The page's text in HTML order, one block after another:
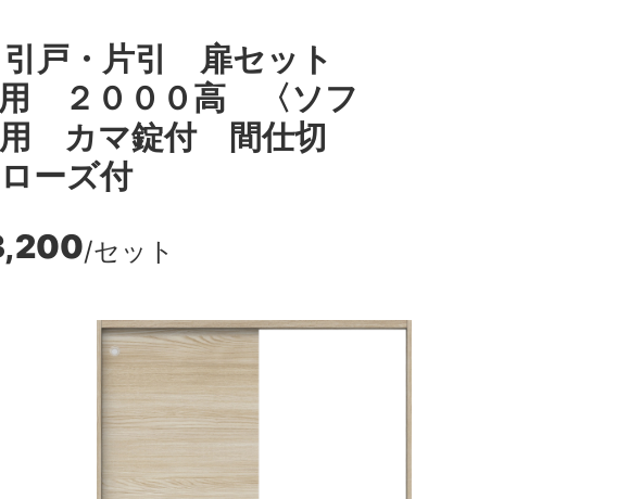
戸・片引 扉セット
２０００高 〈ソフ
用 カマ錠付 間仕切
ーズ付
/セット